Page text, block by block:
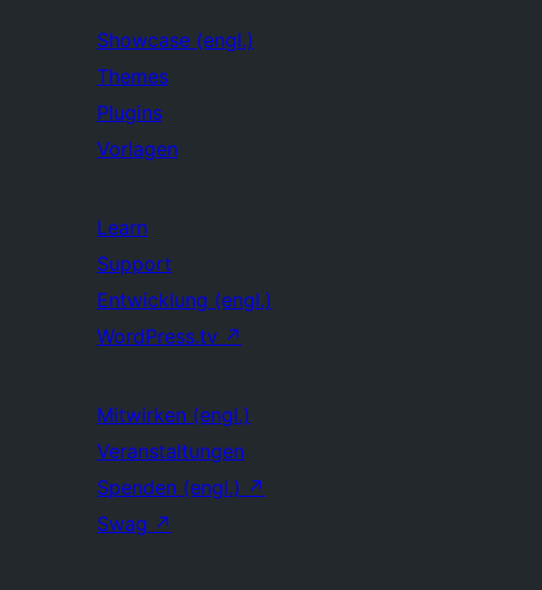
Showcase (engl.)
Themes
Plugins
Vorlagen
Learn
Support
Entwicklung (engl.)
WordPress.tv ↗
Mitwirken (engl.)
Veranstaltungen
Spenden (engl.) ↗
Swag ↗